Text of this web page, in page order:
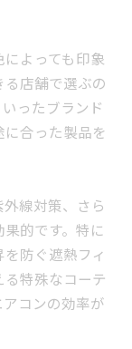
よっても印象
店舗で選ぶの
ったブランド
合った製品を
線対策、さら
的です。特に
防ぐ遮熱フィ
特殊なコーテ
コンの効率が